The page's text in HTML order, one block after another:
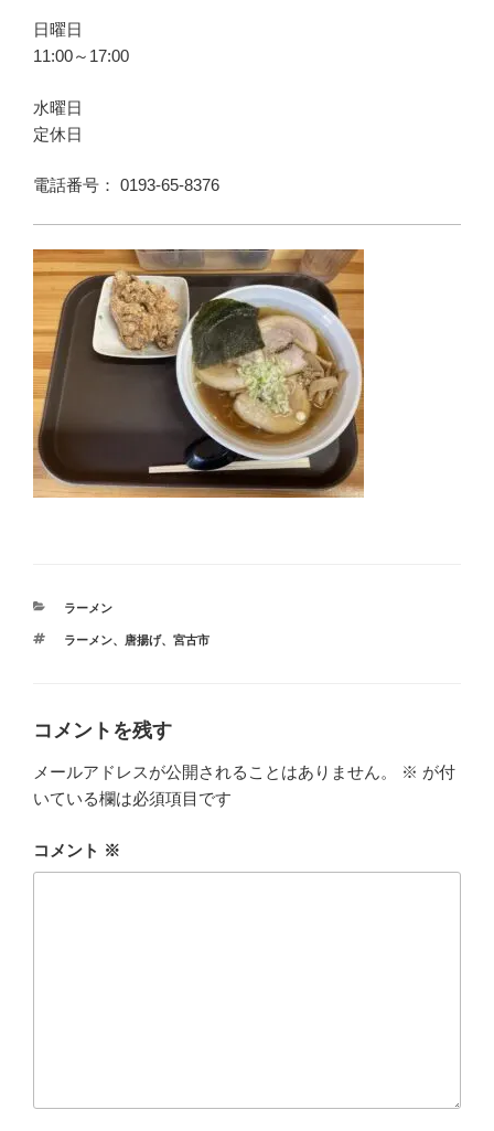
日曜日
11:00～17:00
水曜日
定休日
電話番号： 0193-65-8376
カ
ゴ
ラーメン
タ
ラーメン、 唐揚げ、 宮古市
コメントを残す
メールアドレスが公開されることはありません。 ※ が付
いている欄は必須項目です
コメント ※